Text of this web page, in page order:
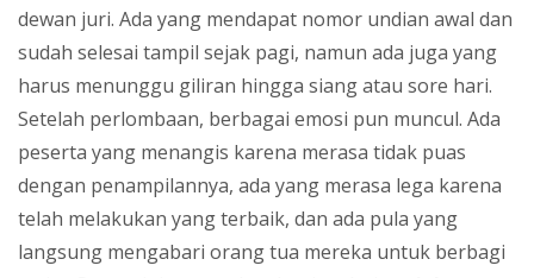
dewan juri. Ada yang mendapat nomor undian awal dan
sudah selesai tampil sejak pagi, namun ada juga yang
harus menunggu giliran hingga siang atau sore hari.
Setelah perlombaan, berbagai emosi pun muncul. Ada
peserta yang menangis karena merasa tidak puas
dengan penampilannya, ada yang merasa lega karena
telah melakukan yang terbaik, dan ada pula yang
langsung mengabari orang tua mereka untuk berbagi